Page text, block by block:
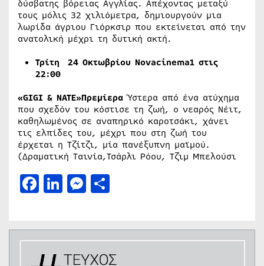
δύσβατης βόρειας Αγγλίας. Απέχοντας μεταξύ
τους μόλις 32 χιλιόμετρα, δημιουργούν μια
λωρίδα άγριου Γιόρκσιρ που εκτείνεται από την
ανατολική μέχρι τη δυτική ακτή.
Τρίτη 24 Οκτωβρίου Novacinema1 στις
22:00
«GIGI & NATE»Πρεμίερα Ύστερα από ένα ατύχημα
που σχεδόν του κόστισε τη ζωή, ο νεαρός Νέιτ,
καθηλωμένος σε αναπηρικό καροτσάκι, χάνει
τις ελπίδες του, μέχρι που στη ζωή του
έρχεται η Τζίτζι, μία πανέξυπνη μαϊμού.
(Δραματική Ταινία,Τσάρλι Ρόου, Τζιμ Μπελούσι
Facebook
LinkedIn
Messenger